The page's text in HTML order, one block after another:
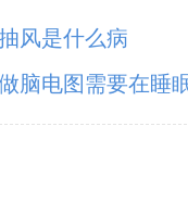
风是什么病
脑电图需要在睡